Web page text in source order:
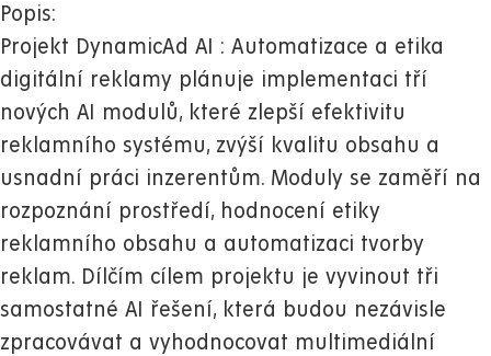
Popis:
Projekt DynamicAd AI : Automatizace a etika
digitální reklamy plánuje implementaci tří
nových AI modulů, které zlepší efektivitu
reklamního systému, zvýší kvalitu obsahu a
usnadní práci inzerentům. Moduly se zaměří na
rozpoznání prostředí, hodnocení etiky
reklamního obsahu a automatizaci tvorby
reklam. Dílčím cílem projektu je vyvinout tři
samostatné AI řešení, která budou nezávisle
zpracovávat a vyhodnocovat multimediální